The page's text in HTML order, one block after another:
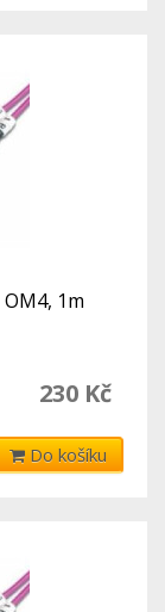
1m
230 Kč
Do košíku